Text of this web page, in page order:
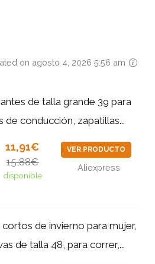
on agosto 4, 2026 5:56 am
de talla grande 39 para
de conducción, zapatillas...
11,91€
15,88€
disponible
VER PRODUCTO
Aliexpress
de invierno para mujer,
de talla 48, para correr,...